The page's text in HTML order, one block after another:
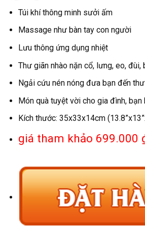
Túi khí thông minh sưởi ấm
Massage như bàn tay con người
Lưu thông ứng dụng nhiệt
Thư giãn nhào nặn cổ, lưng, eo, đùi,
Ngải cứu nén nóng đưa bạn đến
Món quà tuyệt vời cho gia đình, bạn
Kích thước: 35x33x14cm
giá tham khảo 699.000